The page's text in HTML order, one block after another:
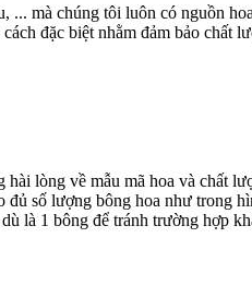
mà chúng tôi luôn có nguồn
đặc biệt nhằm đảm bảo chất
lòng về mẫu mã hoa và chất
số lượng bông hoa như trong
là 1 bông để tránh trường hợp